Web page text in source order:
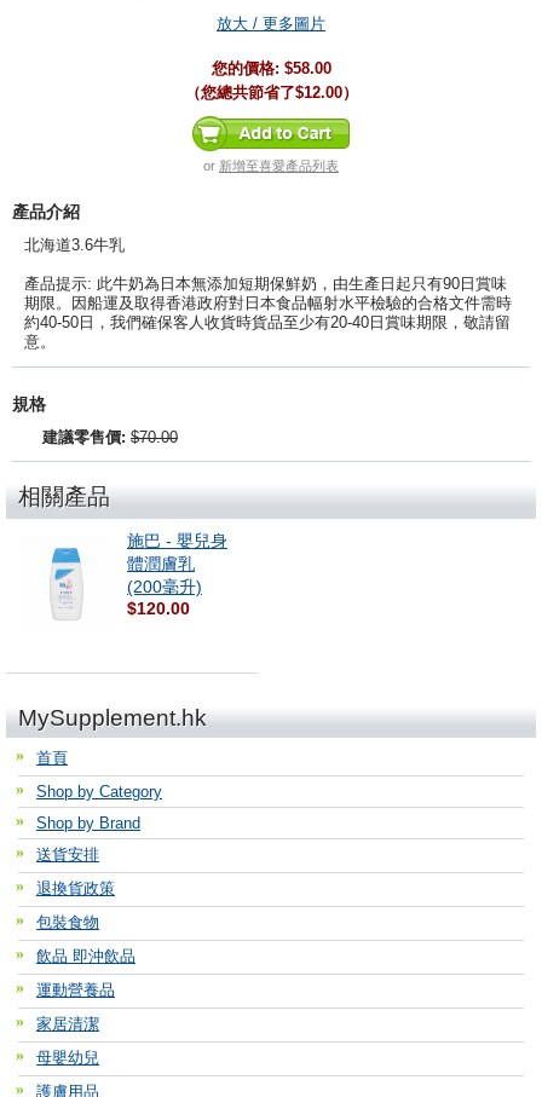
放大 / 更多圖片
您的價格: $58.00
（您總共節省了$12.00）
or 新增至喜愛產品列表
產品介紹
北海道3.6牛乳
產品提示: 此牛奶為日本無添加短期保鮮奶，由生產日起只有90日賞味
期限。因船運及取得香港政府對日本食品幅射水平檢驗的合格文件需時
約40-50日，我們確保客人收貨時貨品至少有20-40日賞味期限，敬請留
意。
規格
建議零售價: $70.00
相關產品
施巴 - 嬰兒身
體潤膚乳
(200毫升)
$120.00
MySupplement.hk
首頁
Shop by Category
Shop by Brand
送貨安排
退換貨政策
包裝食物
飲品 即沖飲品
運動營養品
家居清潔
母嬰幼兒
護膚用品